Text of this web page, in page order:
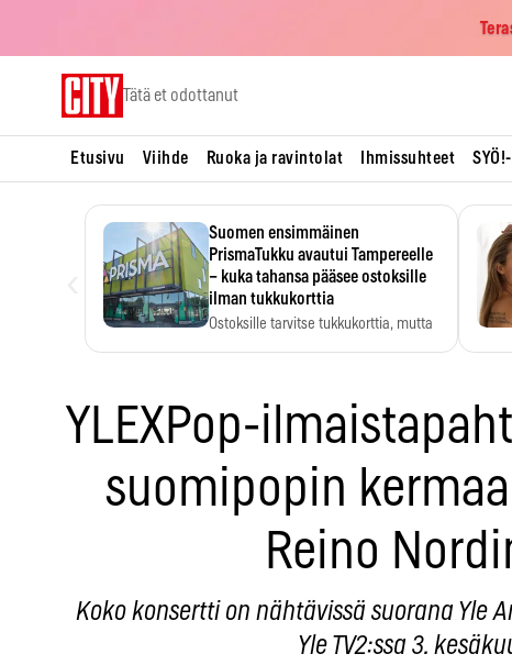
Tätä et odottanut
Etusivu Viihde Ruoka ja ravintolat Ihmissuhteet
Suomen ensimmäinen
PrismaTukku avautui Tampereelle
– kuka tahansa pääsee ostoksille
ilman tukkukorttia
Ostoksille tarvitse tukkukorttia, mutta
YLEXPop-
suomipopin
Reino
Koko konsertti on nähtävissä suorana Yle
Yle TV2:ssa 3.